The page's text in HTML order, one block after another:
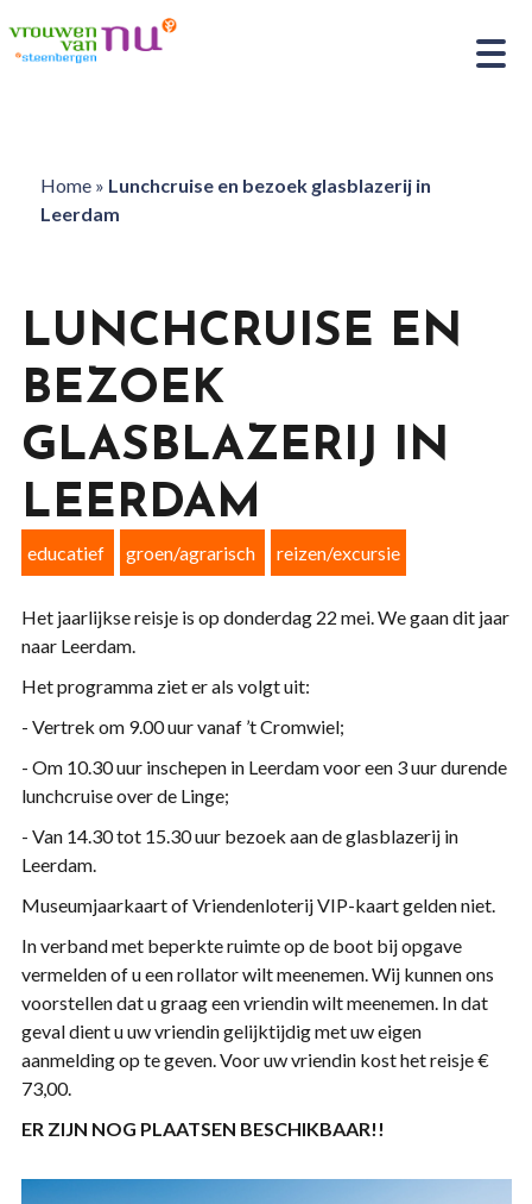
Home» Lunchcruise en bezoek glasblazerij in
Leerdam
LUNCHCRUISE EN
BEZOEK
GLASBLAZERIJ IN
LEERDAM
educatief groen/agrarisch reizen/excursie
Het jaarlijkse reisje is op donderdag 22 mei. We gaan dit jaar
naar Leerdam.
Het programma ziet er als volgt uit:
- Vertrek om 9.00 uur vanaf ’t Cromwiel;
- Om 10.30 uur inschepen in Leerdam voor een 3 uur durende
lunchcruise over de Linge;
- Van 14.30 tot 15.30 uur bezoek aan de glasblazerij in
Leerdam.
Museumjaarkaart of Vriendenloterij VIP-kaart gelden niet.
In verband met beperkte ruimte op de boot bij opgave
vermelden of u een rollator wilt meenemen. Wij kunnen ons
voorstellen dat u graag een vriendin wilt meenemen. In dat
geval dient u uw vriendin gelijktijdig met uw eigen
aanmelding op te geven. Voor uw vriendin kost het reisje €
73,00.
ER ZIJN NOG PLAATSEN BESCHIKBAAR!!